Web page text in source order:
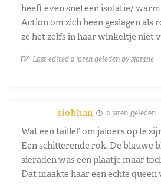
heeft even snel een isolatie/
Action om zich heen geslagen als
ze het zelfs in haar winkeltje niet
Last edited 2 jaren geleden by sjanine
siobhan 2 jaren geleden
Wat een taille!’ om jaloers op te
Een schitterende rok. De blauwe
sieraden was een plaatje maar
Dat maakte haar een echte